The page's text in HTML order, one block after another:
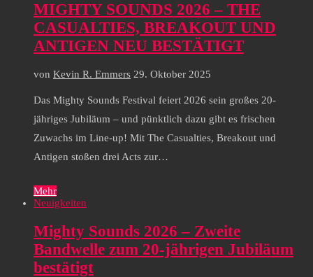
MIGHTY SOUNDS 2026 – THE
CASUALTIES, BREAKOUT UND
ANTIGEN NEU BESTÄTIGT
von Kevin R. Emmers 29. Oktober 2025
Das Mighty Sounds Festival feiert 2026 sein großes 20-
jähriges Jubiläum – und pünktlich dazu gibt es frischen
Zuwachs im Line-up! Mit The Casualties, Breakout und
Antigen stoßen drei Acts zur…
Mehr
Neuigkeiten
Mighty Sounds 2026 – Zweite
Bandwelle zum 20-jährigen Jubiläum
bestätigt